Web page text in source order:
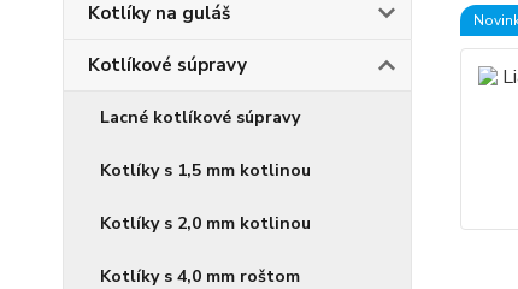
Kotlíky na guláš
Kotlíkové súpravy
Lacné kotlíkové súpravy
Kotlíky s 1,5 mm kotlinou
Kotlíky s 2,0 mm kotlinou
Kotlíky s 4,0 mm roštom